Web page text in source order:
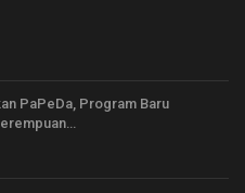
PaPeDa, Program Baru